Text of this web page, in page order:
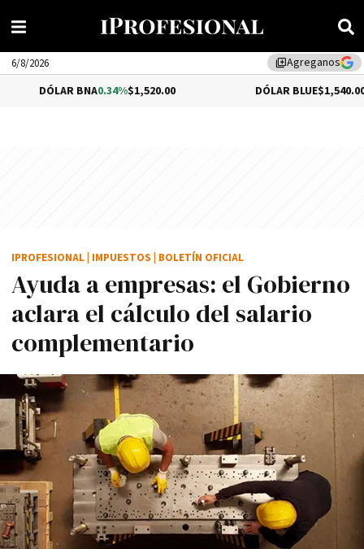
library_addAgreganos
6/8/2026
BNA0.34%$1,520.00 DÓLAR BLUE$1,540.00
Ayuda a empresas: el Gobierno
aclara el cálculo del salario
complementario
IPROFESIONAL IMPUESTOS BOLETÍN OFICIAL